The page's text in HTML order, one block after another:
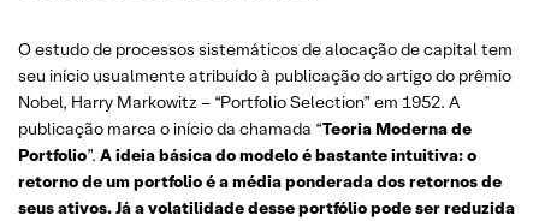
O estudo de processos sistemáticos de alocação de capital tem
seu início usualmente atribuído à publicação do artigo do prêmio
Nobel, Harry Markowitz – “Portfolio Selection” em 1952. A
publicação marca o início da chamada “Teoria Moderna de
Portfolio”. A ideia básica do modelo é bastante intuitiva: o
retorno de um portfolio é a média ponderada dos retornos de
seus ativos. Já a volatilidade desse portfólio pode ser reduzida